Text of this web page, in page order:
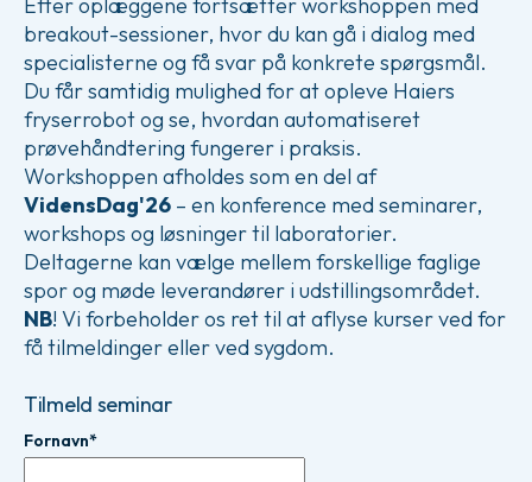
breakout-sessioner, hvor du kan gå i dialog med
specialisterne og få svar på konkrete spørgsmål.
Du får samtidig mulighed for at opleve Haiers
fryserrobot og se, hvordan automatiseret
prøvehåndtering fungerer i praksis.
Workshoppen afholdes som en del af
VidensDag'26 – en konference med seminarer,
workshops og løsninger til laboratorier.
Deltagerne kan vælge mellem forskellige faglige
spor og møde leverandører i udstillingsområdet.
NB! Vi forbeholder os ret til at aflyse kurser ved for
få tilmeldinger eller ved sygdom.
Tilmeld seminar
Fornavn*